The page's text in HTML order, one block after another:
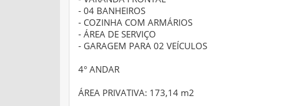
- 04 BANHEIROS
- COZINHA COM ARMÁRIOS
- ÁREA DE SERVIÇO
- GARAGEM PARA 02 VEÍCULOS
4° ANDAR
ÁREA PRIVATIVA: 173,14 m2